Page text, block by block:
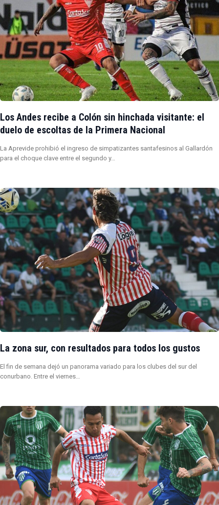
Los Andes recibe a Colón sin hinchada visitante: el
duelo de escoltas de la Primera Nacional
La Aprevide prohibió el ingreso de simpatizantes santafesinos al Gallardón
para el choque clave entre el segundo y…
La zona sur, con resultados para todos los gustos
El fin de semana dejó un panorama variado para los clubes del sur del
conurbano. Entre el viernes…